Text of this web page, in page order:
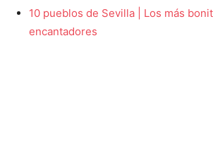
10 pueblos de Sevilla | Los más
encantadores